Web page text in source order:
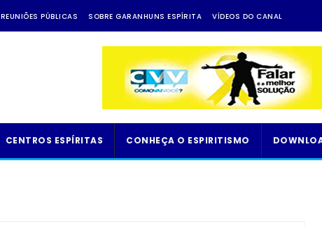
REUNIÕES PÚBLICAS SOBRE GARANHUNS ESPÍRITA VÍDEOS DO CANAL
CENTROS ESPÍRITAS CONHEÇA O ESPIRITISMO